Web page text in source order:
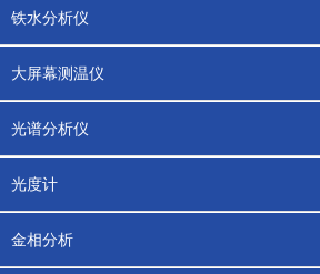
铁水分析仪
大屏幕测温仪
光谱分析仪
光度计
金相分析